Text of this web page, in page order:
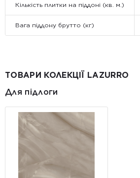
Кількість плитки на піддоні (кв. м.)
Вага піддону брутто (кг)
ТОВАРИ КОЛЕКЦІЇ LAZURRO
Для підлоги